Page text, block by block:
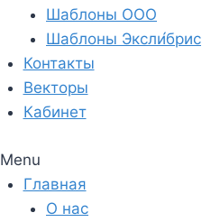
Шаблоны ООО
Шаблоны Эксли́брис
Контакты
Векторы
Кабинет
Menu
Главная
О нас